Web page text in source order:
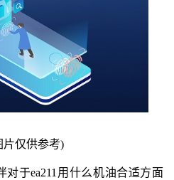
片仅供参考)
于ea211用什么机油合适方面